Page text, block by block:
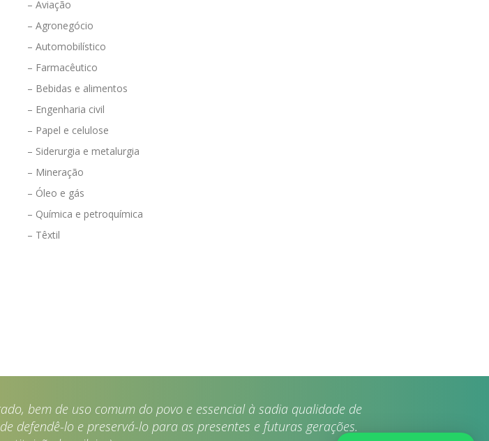
– Aviação
– Agronegócio
– Automobilístico
– Farmacêutico
– Bebidas e alimentos
– Engenharia civil
– Papel e celulose
– Siderurgia e metalurgia
– Mineração
– Óleo e gás
– Química e petroquímica
– Têxtil
bem de uso comum do povo e essencial à sadia qualidade de
defendê-lo e preservá-lo para as presentes e futuras gerações.